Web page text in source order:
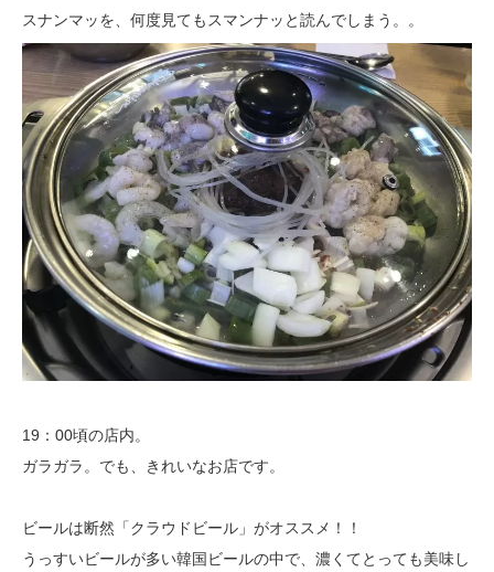
スナンマッを、何度見てもスマンナッと読んでしまう。。
19：00頃の店内。
ガラガラ。でも、きれいなお店です。
ビールは断然「クラウドビール」がオススメ！！
うっすいビールが多い韓国ビールの中で、濃くてとっても美味し